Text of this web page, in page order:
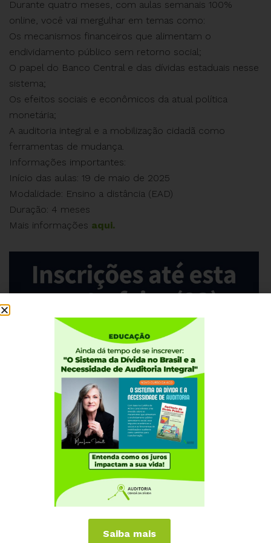
Durante quatro meses, com aulas semanais 100%
online, você vai mergulhar em temas como:
Os mecanismos financeiros que alimentam o
endividamento público sem retorno social;
O papel do Banco Central e das dívidas estaduais nesse
sistema;
Os efeitos sociais e econômicos da atual política
monetária;
A auditoria integral e a mobilização cidadã como
ferramentas de mudança.
Informações importantes:
Início das aulas: 19 de maio de 2025
Modalidade: Ensino a distância (EAD)
Duração: 4 meses
Mais informações aqui.
Saiba mais